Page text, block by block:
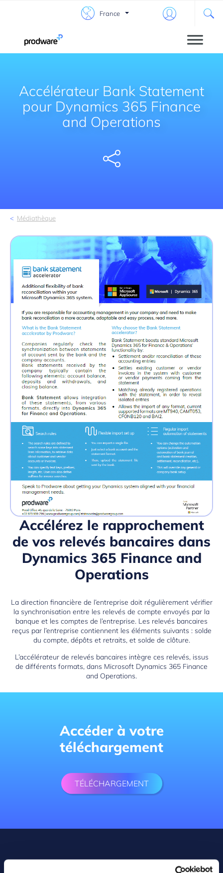
France
Accélérateur Bank Statement
pour Dynamics 365 Finance
and Operations
Médiathèque
Accélérez le rapprochement
de vos relevés bancaires dans
Dynamics 365 Finance and
Operations
La direction financière de l’entreprise doit régulièrement vérifier
la synchronisation entre les relevés de compte envoyés par la
banque et les comptes de l’entreprise. Les relevés bancaires
reçus par l’entreprise contiennent les éléments suivants : solde
du compte, dépôts et retraits, et solde de clôture.
L’accélérateur de relevés bancaires intègre ces relevés, issus
de différents formats, dans Microsoft Dynamics 365 Finance
and Operations.
Accéder à votre
téléchargement
TÉLÉCHARGEMENT